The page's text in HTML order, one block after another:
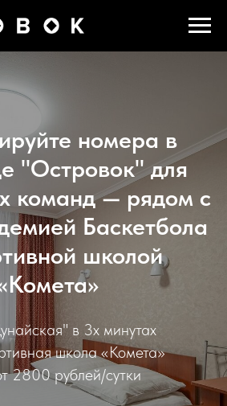
номера в
"Островок" для
команд — рядом с
Баскетбола
школой
в 3х минутах
школа «Комета»
2800 рублей/сутки